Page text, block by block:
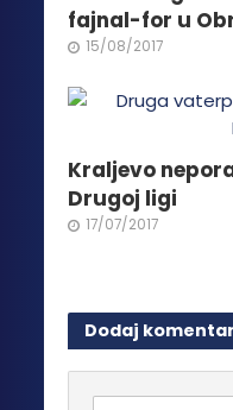
fajnal-for u
15/08/2017
Kraljevo
Drugoj ligi
17/07/2017
Dodaj komentar